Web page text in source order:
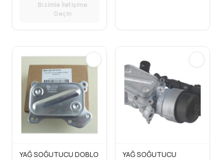
Bizimle İletişime
Geçin
YAĞ SOĞUTUCU DOBLO
YAĞ SOĞUTUCU